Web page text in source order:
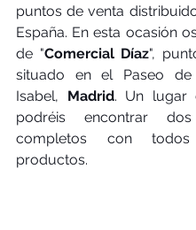
puntos de venta
España. En esta ocasión
de "Comercial Díaz",
situado en el Paseo de
Isabel, Madrid. Un lugar
podréis encontrar
completos con todos
productos.